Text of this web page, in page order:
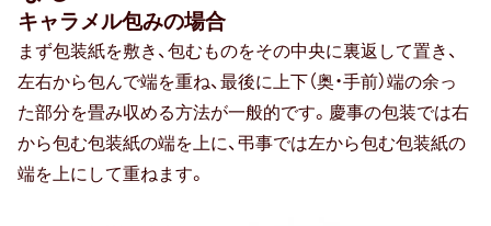
父の日
敬老の日
ひな祭り
キャラメル包みの場合
まず包装紙を敷き、包むものをその中央に裏返して置き、
左右から包んで端を重ね、最後に上下（奥・手前）端の余っ
た部分を畳み収める方法が一般的です。慶事の包装では右
から包む包装紙の端を上に、弔事では左から包む包装紙の
端を上にして重ねます。